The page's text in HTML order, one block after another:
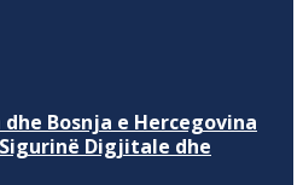
Bosnja e Hercegovina
Digjitale dhe